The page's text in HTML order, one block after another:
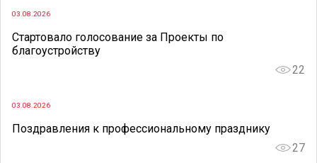
03.08.2026
Стартовало голосование за Проекты по
благоустройству
22
03.08.2026
Поздравления к профессиональному празднику
27